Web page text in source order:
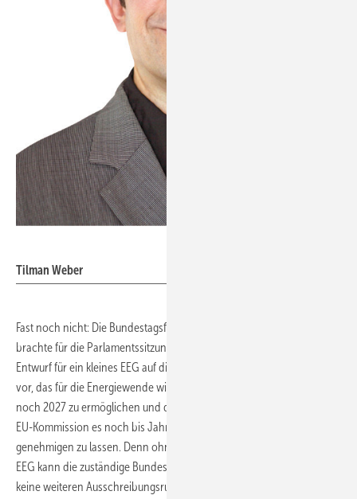
Tilman Weber
Fast noch nicht: Die Bundestagsfraktion von Bündnis 90/Die Grünen
brachte für die Parlamentssitzung am Donnerstag einen eigenen
Entwurf für ein kleines EEG auf die Tagesordnung. Der Antrag sieht
vor, das für die Energiewende wichtigste Gesetz und dessen Reform
noch 2027 zu ermöglichen und dabei die EU und deren Chefbehörde
EU-Kommission es noch bis Jahresende beihilferechtlich
genehmigen zu lassen. Denn ohne beihilferechtlich freigegebenes
EEG kann die zuständige Bundesnetzagentur (BNetzA) Anfang 2027
keine weiteren Ausschreibungsrunden für Vergütungszuschläge an